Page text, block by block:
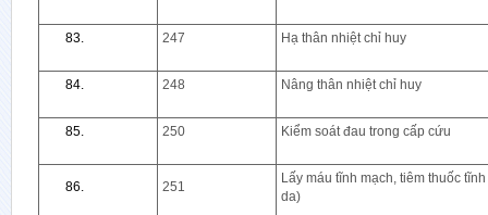
247 Hạ thân nhiệt chỉ huy
248 Nâng thân nhiệt chỉ huy
250 Kiểm soát đau trong cấp cứu
251
Lấy máu tĩnh mạch, tiêm thuốc
da)